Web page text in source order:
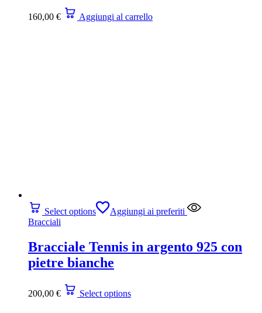
160,00 € Aggiungi al carrello
Select options
Aggiungi ai preferiti
Bracciali
Bracciale Tennis in argento 925 con
pietre bianche
200,00 € Select options